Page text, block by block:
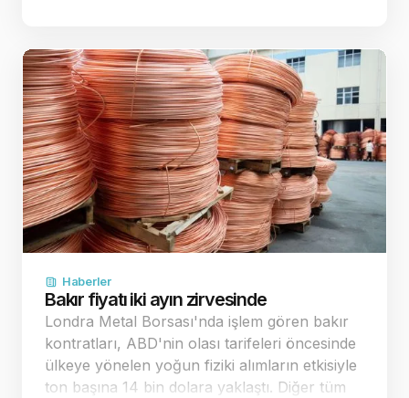
Haberler
Bakır fiyatı iki ayın zirvesinde
Londra Metal Borsası'nda işlem gören bakır
kontratları, ABD'nin olası tarifeleri öncesinde
ülkeye yönelen yoğun fiziki alımların etkisiyle
ton başına 14 bin dolara yaklaştı. Diğer tüm